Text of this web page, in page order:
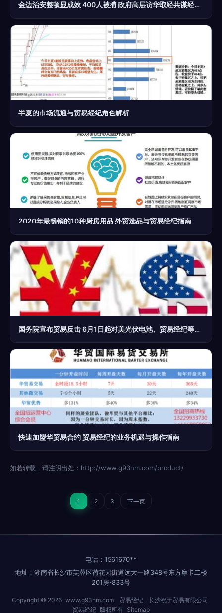
金边治安整顿显成效 400人被捕 政府高层访华取经共谋经贸新篇章
半夏的市场流通与贸易经纪角色解析
2020年最畅销的10种厨房用品 外贸选品与贸易经纪指南
国务院宣布贸易反击 6月1日起对美光伏电池、贸易经纪等商品加征25%关税
快速加盟华贸易合约 贸易经纪的业务机遇与操作指南
如若转载，请注明出处：http://www.g93hm.com/product/
1 2 3 下一页
电话：1561670**
地址：湖南省长沙市芙蓉区荷花园街道远大一路348号东方摩卡二楼
201房-833号
Copyright © 2026 www.g93hm.com 贸易经纪
长沙祝于贸易有限公司
贸易经纪 版权所有 Sitemap